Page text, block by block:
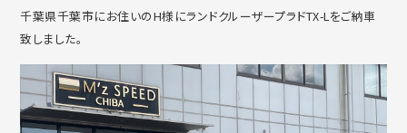
千葉県千葉市にお住いのH様にランドクルーザープラドTX-Lをご納車
致しました。